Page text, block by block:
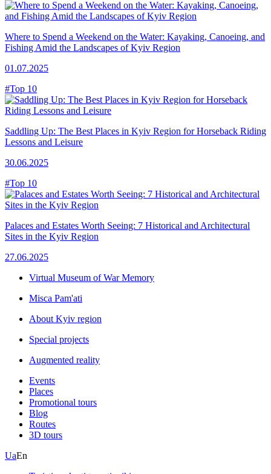
Where to Spend a Weekend on the Water: Kayaking, Canoeing, and
Fishing Amid the Landscapes of Kyiv Region
01.07.2025
#Top 10
Saddling Up: The Best Places in Kyiv Region for Horseback Riding
Lessons and Leisure
30.06.2025
#Top 10
Palaces and Estates Worth Seeing: 7 Historical and Architectural
Sites in the Kyiv Region
27.06.2025
Virtual Museum of War Memory
Misca Pam'ati
About Kyiv region
Special projects
Augmented reality
Events
Places
Promotional tours
Blog
Routes
3D tours
UaEn